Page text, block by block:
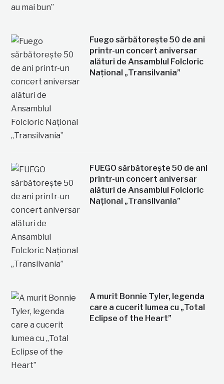
Fuego sărbătorește 50 de ani
printr-un concert aniversar
alături de Ansamblul Folcloric
Național „Transilvania”
FUEGO sărbătorește 50 de ani
printr-un concert aniversar
alături de Ansamblul Folcloric
Național „Transilvania”
A murit Bonnie Tyler, legenda
care a cucerit lumea cu „Total
Eclipse of the Heart”